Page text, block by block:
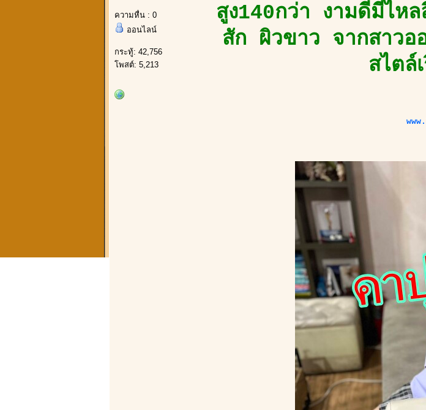
ความหื่น : 0
ออนไลน์
กระทู้: 42,756
โพสต์: 5,213
สูง140กว่า งามดีมีไห
สัก ผิวขาว จากสาวอ
สไตล์